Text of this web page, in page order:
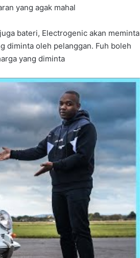
yang agak mahal
bateri, Electrogenic akan meminta
diminta oleh pelanggan. Fuh boleh
yang diminta
PORSCHE 959 INI ABANG TIRI NISSAN
GT-R. LAIN MAK LAIN BAPAK, TAPI
DUDUK SERUMAH
CAKERA BERKARAT, PERLU
CAT KE? HABIS JAHANAM